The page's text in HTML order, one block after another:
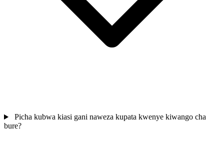
Picha kubwa kiasi gani naweza kupata kwenye kiwango cha
bure?